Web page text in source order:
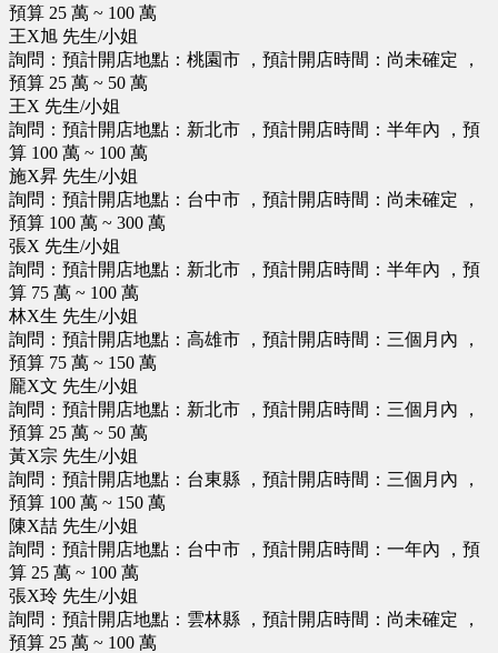
預算 25 萬 ~ 100 萬
王X旭 先生/小姐
詢問：預計開店地點：桃園市 ，預計開店時間：尚未確定 ，
預算 25 萬 ~ 50 萬
王X 先生/小姐
詢問：預計開店地點：新北市 ，預計開店時間：半年內 ，預
算 100 萬 ~ 100 萬
施X昇 先生/小姐
詢問：預計開店地點：台中市 ，預計開店時間：尚未確定 ，
預算 100 萬 ~ 300 萬
張X 先生/小姐
詢問：預計開店地點：新北市 ，預計開店時間：半年內 ，預
算 75 萬 ~ 100 萬
林X生 先生/小姐
詢問：預計開店地點：高雄市 ，預計開店時間：三個月內 ，
預算 75 萬 ~ 150 萬
龎X文 先生/小姐
詢問：預計開店地點：新北市 ，預計開店時間：三個月內 ，
預算 25 萬 ~ 50 萬
黃X宗 先生/小姐
詢問：預計開店地點：台東縣 ，預計開店時間：三個月內 ，
預算 100 萬 ~ 150 萬
陳X喆 先生/小姐
詢問：預計開店地點：台中市 ，預計開店時間：一年內 ，預
算 25 萬 ~ 100 萬
張X玲 先生/小姐
詢問：預計開店地點：雲林縣 ，預計開店時間：尚未確定 ，
預算 25 萬 ~ 100 萬